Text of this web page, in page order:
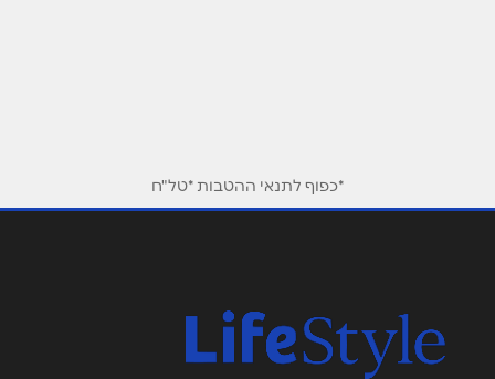
נושא
*כפוף לתנאי ההטבות *טל"ח